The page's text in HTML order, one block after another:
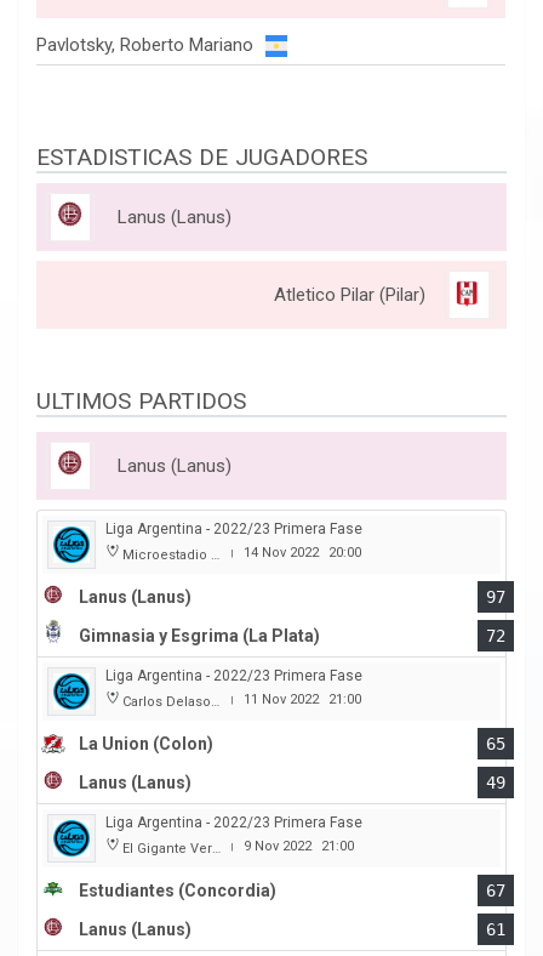
Pavlotsky, Roberto Mariano
ESTADISTICAS DE JUGADORES
Lanus (Lanus)
Atletico Pilar (Pilar)
ULTIMOS PARTIDOS
Lanus (Lanus)
Liga Argentina - 2022/23 Primera Fase
Microestadio Antonio Rotili | 14 Nov 2022 20:00
Lanus (Lanus)
97
Gimnasia y Esgrima (La Plata)
72
Liga Argentina - 2022/23 Primera Fase
Carlos Delasoie | 11 Nov 2022 21:00
La Union (Colon)
65
Lanus (Lanus)
49
Liga Argentina - 2022/23 Primera Fase
El Gigante Verde | 9 Nov 2022 21:00
Estudiantes (Concordia)
67
Lanus (Lanus)
61